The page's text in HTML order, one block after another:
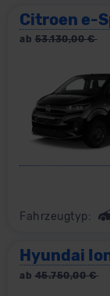
Citroen e-
ab 53.130,00€
Fahrzeugtyp:
Hyundai
ab 45.750,00€